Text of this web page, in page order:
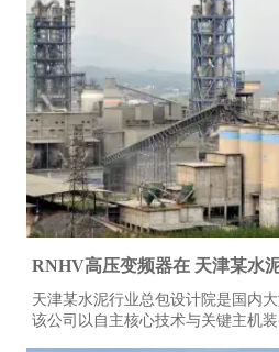
RNHV高压变频器在 天津某水
天津某水泥行业总包设计院是国内
该公司以自主核心技术与关键主机装